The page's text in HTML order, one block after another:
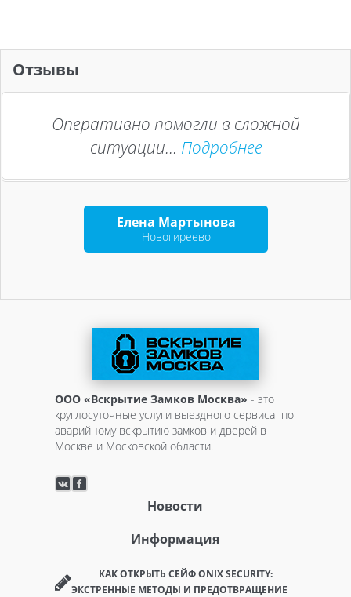
Отзывы
Оперативно помогли в сложной
ситуации... Подробнее
Елена Мартынова
Новогиреево
ООО «Вскрытие Замков Москва» - это
круглосуточные услуги выездного сервиса по
аварийному вскрытию замков и дверей в
Москве и Московской области.
Новости
Информация
КАК ОТКРЫТЬ СЕЙФ ONIX SECURITY:
ЭКСТРЕННЫЕ МЕТОДЫ И ПРЕДОТВРАЩЕНИЕ